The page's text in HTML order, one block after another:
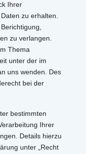
Ihrer
zu erhalten.
zu verlangen.
Thema
unter der im
uns wenden. Des
bei der
bestimmten
Ihrer
Details hierzu
unter „Recht